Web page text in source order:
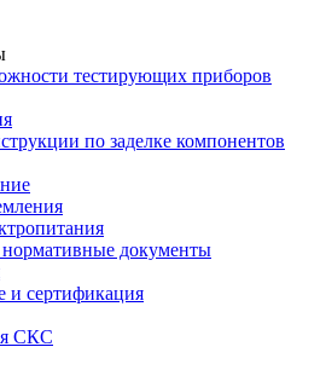
тестирующих приборов
по заделке компонентов
документы
и сертификация
СКС